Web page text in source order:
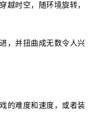
时空，随环境旋转，
，并扭曲成无数令人兴
的难度和速度，或者装